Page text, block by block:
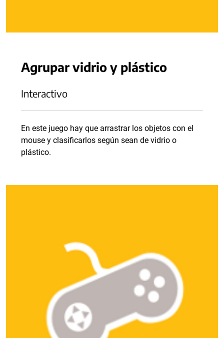
Agrupar vidrio y plástico
Interactivo
En este juego hay que arrastrar los objetos con el
mouse y clasificarlos según sean de vidrio o
plástico.